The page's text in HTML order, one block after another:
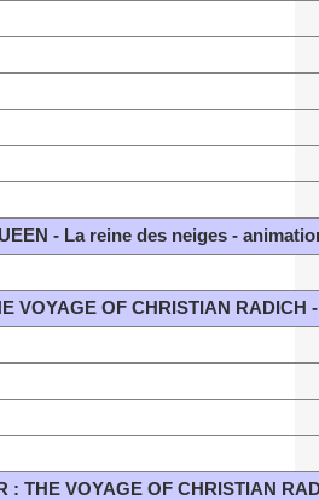
- La reine des neiges -
VOYAGE OF CHRISTIAN RADICH
: THE VOYAGE OF CHRISTIAN